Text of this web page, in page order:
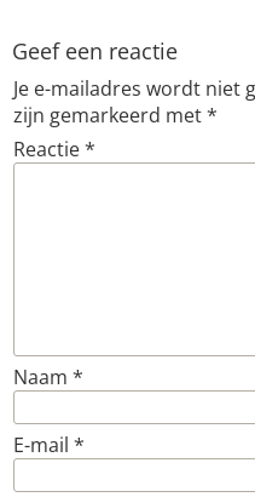
Geef een reactie
Je e-mailadres wordt niet
zijn gemarkeerd met*
Reactie*
Naam *
E-mail *